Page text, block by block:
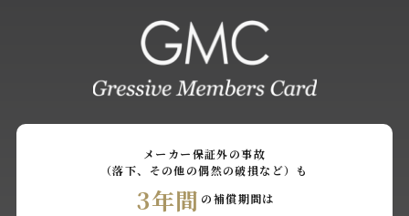
メーカー保証外の事故
（落下、その他の偶然の破損など）も
3年間 の補償期間は